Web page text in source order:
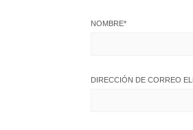
NOMBRE*
DIRECCIÓN DE CORREO